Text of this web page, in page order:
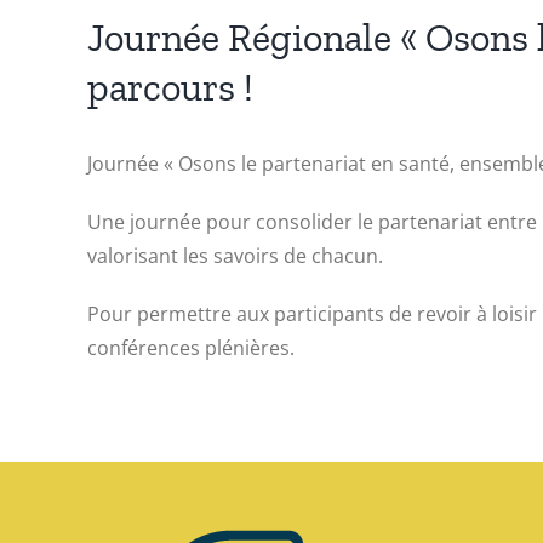
Journée Régionale «
parcours !
Journée « Osons le partenariat en santé,
Une journée pour consolider le partenariat
valorisant les savoirs de chacun.
Pour permettre aux participants de revoir à
conférences plénières.